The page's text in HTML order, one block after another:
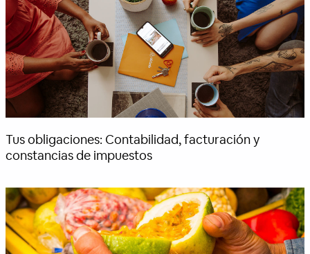
Tus obligaciones: Contabilidad, facturación y
constancias de impuestos